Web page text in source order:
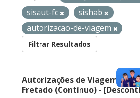
sisaut-fc
sishab
autorizacao-de-viagem
Filtrar Resultados
Autorizações de Viagem
Fretado (Contínuo) -